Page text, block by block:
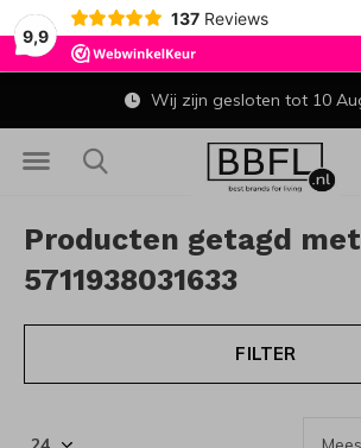
9,9
137 Reviews
Wij zijn gesloten tot 10
Producten getagd met
5711938031633
FILTER